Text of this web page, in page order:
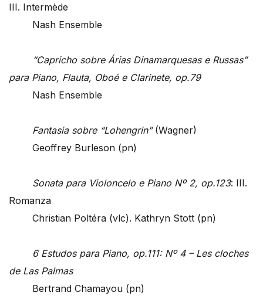
III. Intermède
Nash Ensemble
“Capricho sobre Árias Dinamarquesas e Russas”
para Piano, Flauta, Oboé e Clarinete, op.79
Nash Ensemble
Fantasia sobre “Lohengrin”(Wagner)
Geoffrey Burleson (pn)
Sonata para Violoncelo e Piano Nº 2, op.123: III.
Romanza
Christian Poltéra (vlc). Kathryn Stott (pn)
6 Estudos para Piano, op.111: Nº 4 – Les cloches
de Las Palmas
Bertrand Chamayou (pn)